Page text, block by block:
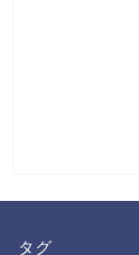
タグ